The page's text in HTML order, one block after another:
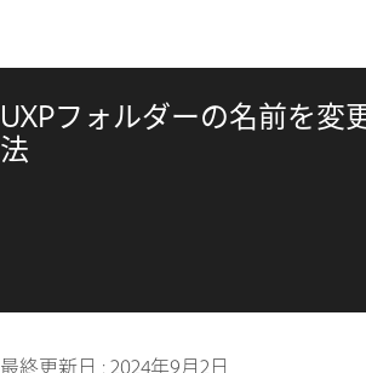
UXPフォルダーの名前を変
法
最終更新日 :2024年9月2日